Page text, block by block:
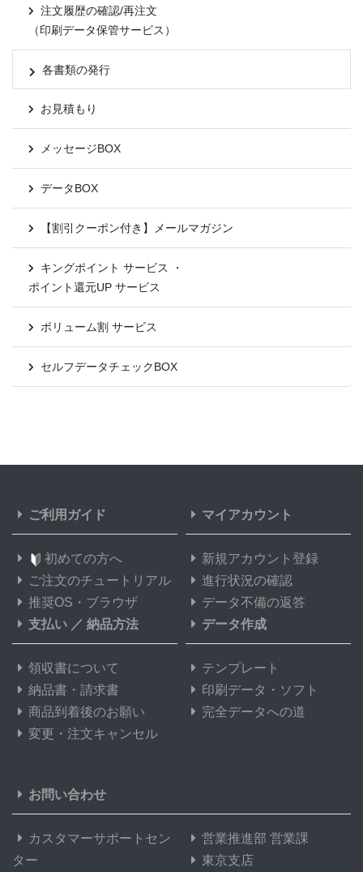
注文履歴の確認/再注文
（印刷データ保管サービス）
各書類の発行
お見積もり
メッセージBOX
データBOX
【割引クーポン付き】メールマガジン
キングポイント サービス ・
ポイント還元UP サービス
ボリューム割 サービス
セルフデータチェックBOX
ご利用ガイド
初めての方へ
ご注文のチュートリアル
推奨OS・ブラウザ
マイアカウント
新規アカウント登録
進行状況の確認
データ不備の返答
支払い ／ 納品方法
領収書について
納品書・請求書
商品到着後のお願い
変更・注文キャンセル
データ作成
テンプレート
印刷データ・ソフト
完全データへの道
お問い合わせ
カスタマーサポートセン
ター
営業推進部 営業課
東京支店